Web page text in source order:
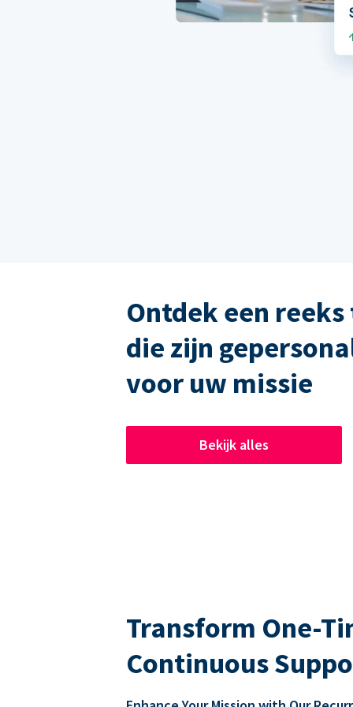
Ontdek een
die zijn
voor uw missie
Bekijk alles
Transform One-
Continuous